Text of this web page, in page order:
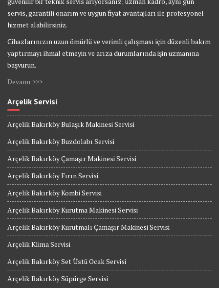
servis, garantili onarım ve uygun fiyat avantajları ile profesyonel
hizmet alabilirsiniz.
Cihazlarınızın uzun ömürlü ve verimli çalışması için düzenli bakım
yaptırmayı ihmal etmeyin ve arıza durumlarında işin uzmanına
başvurun.
Devamı >>>
Arçelik Servisi
Arçelik Bakırköy Bulaşık Makinesi Servisi
Arçelik Bakırköy Buzdolabı Servisi
Arçelik Bakırköy Çamaşır Makinesi Servisi
Arçelik Bakırköy Fırın Servisi
Arçelik Bakırköy Kombi Servisi
Arçelik Bakırköy Kurutma Makinesi Servisi
Arçelik Bakırköy Kurutmalı Çamaşır Makinesi Servisi
Arçelik Klima Servisi
Arçelik Bakırköy Set Üstü Ocak Servisi
Arçelik Bakırköy Süpürge Servisi